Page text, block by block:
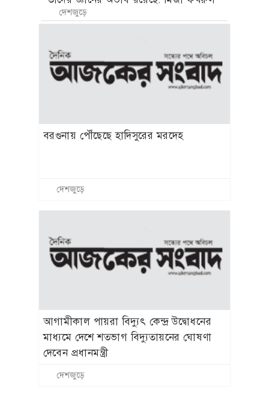
দেশজুড়ে
বরগুনায় পৌঁছেছে হাদিসুরের মরদেহ
দেশজুড়ে
আগামীকাল পায়রা বিদ্যুৎ কেন্দ্র উদ্বোধনের
মাধ্যমে দেশে শতভাগ বিদ্যুতায়নের ঘোষণা
দেবেন প্রধানমন্ত্রী
দেশজুড়ে